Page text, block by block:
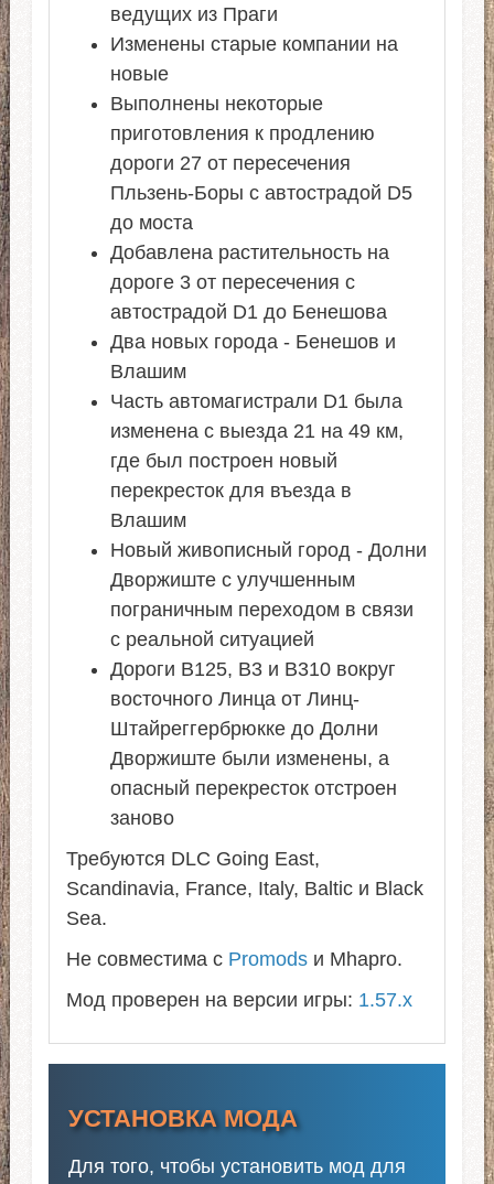
ведущих из Праги
Изменены старые компании на
новые
Выполнены некоторые
приготовления к продлению
дороги 27 от пересечения
Пльзень-Боры с автострадой D5
до моста
Добавлена ​​растительность на
дороге 3 от пересечения с
автострадой D1 до Бенешова
Два новых города - Бенешов и
Влашим
Часть автомагистрали D1 была
изменена с выезда 21 на 49 км,
где был построен новый
перекресток для въезда в
Влашим
Новый живописный город - Долни
Дворжиште с улучшенным
пограничным переходом в связи
с реальной ситуацией
Дороги B125, B3 и B310 вокруг
восточного Линца от Линц-
Штайреггербрюкке до Долни
Дворжиште были изменены, а
опасный перекресток отстроен
заново
Требуются DLC Going East,
Scandinavia, France, Italy, Baltic и Black
Sea.
Не совместима с Promodsи Mhapro.
Мод проверен на версии игры: 1.57.x
УСТАНОВКА МОДА
Для того, чтобы установить мод для